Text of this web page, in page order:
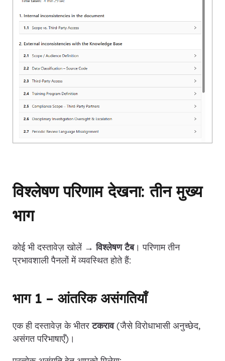
विश्लेषण परिणाम देखना: तीन मुख्य
भाग
कोई भी दस्तावेज़ खोलें →विश्लेषण टैब। परिणाम तीन
प्रभावशाली पैनलों में व्यवस्थित होते हैं:
भाग 1 – आंतरिक असंगतियाँ
एक ही दस्तावेज़ के भीतरटकराव(जैसे विरोधाभासी अनुच्छेद,
असंगत परिभाषाएँ)।